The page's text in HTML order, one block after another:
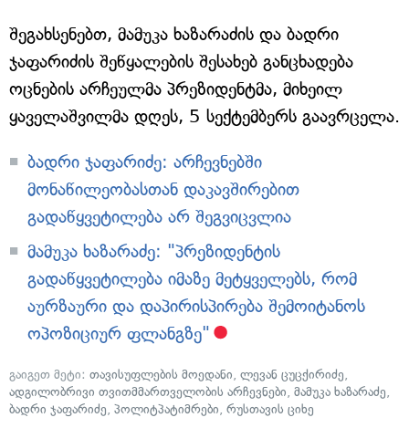
შეგახსენებთ, მამუკა ხაზარაძის და ბადრი
ჯაფარიძის შეწყალების შესახებ განცხადება
ოცნების არჩეულმა პრეზიდენტმა, მიხეილ
ყაველაშვილმა დღეს, 5 სექტემბერს გაავრცელა.
ბადრი ჯაფარიძე: არჩევნებში
მონაწილეობასთან დაკავშირებით
გადაწყვეტილება არ შეგვიცვლია
მამუკა ხაზარაძე: "პრეზიდენტის
გადაწყვეტილება იმაზე მეტყველებს, რომ
აურზაური და დაპირისპირება შემოიტანოს
ოპოზიციურ ფლანგზე"
გაიგეთ მეტი: თავისუფლების მოედანი, ლევან ცუცქირიძე,
ადგილობრივი თვითმმართველობის არჩევნები, მამუკა ხაზარაძე,
ბადრი ჯაფარიძე, პოლიტპატიმრები, რუსთავის ციხე